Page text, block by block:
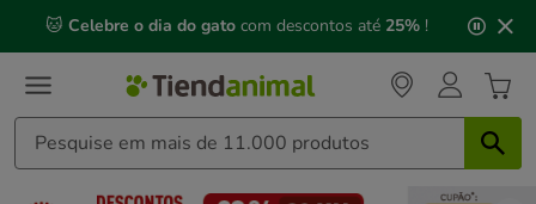
mensagem,
🐱 Celebre o dia do gato com descontos até 25% !